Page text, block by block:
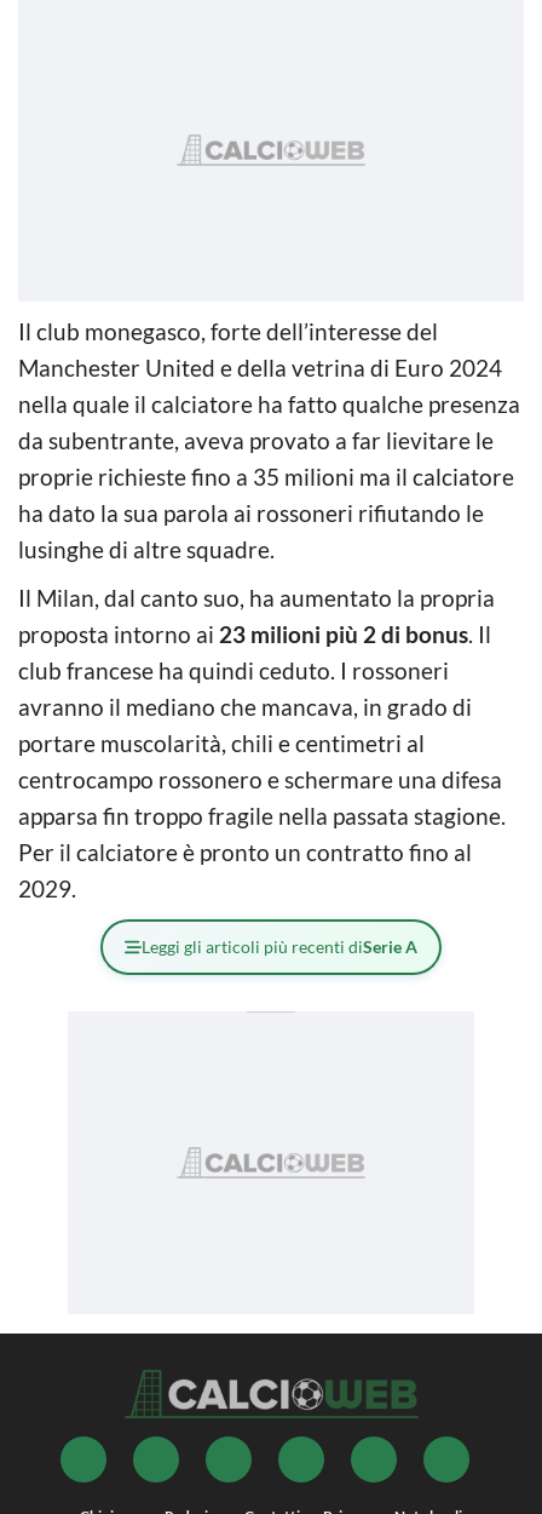
Il club monegasco, forte dell’interesse del
Manchester United e della vetrina di Euro 2024
nella quale il calciatore ha fatto qualche presenza
da subentrante, aveva provato a far lievitare le
proprie richieste fino a 35 milioni ma il calciatore
ha dato la sua parola ai rossoneri rifiutando le
lusinghe di altre squadre.
Il Milan, dal canto suo, ha aumentato la propria
proposta intorno ai 23 milioni più 2 di bonus. Il
club francese ha quindi ceduto. I rossoneri
avranno il mediano che mancava, in grado di
portare muscolarità, chili e centimetri al
centrocampo rossonero e schermare una difesa
apparsa fin troppo fragile nella passata stagione.
Per il calciatore è pronto un contratto fino al
2029.
Leggi gli articoli più recenti diSerie A